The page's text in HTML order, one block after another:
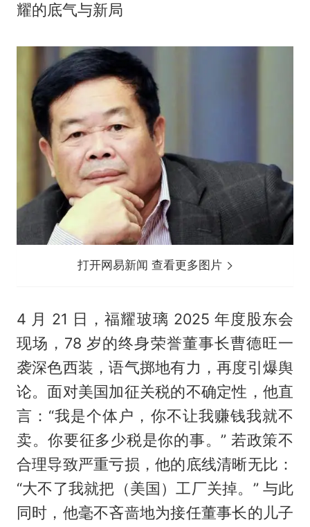
耀的底气与新局
打开网易新闻 查看更多图片
4 月 21 日，福耀玻璃 2025 年度股东会
现场，78 岁的终身荣誉董事长曹德旺一
袭深色西装，语气掷地有力，再度引爆舆
论。面对美国加征关税的不确定性，他直
言：“我是个体户，你不让我赚钱我就不
卖。你要征多少税是你的事。” 若政策不
合理导致严重亏损，他的底线清晰无比：
“大不了我就把（美国）工厂关掉。” 与此
同时，他毫不吝啬地为接任董事长的儿子